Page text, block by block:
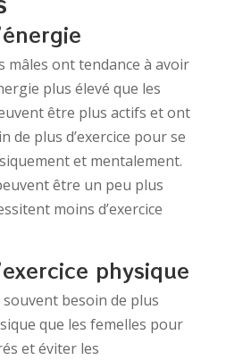
mâles ont tendance à avoir
plus élevé que les
être plus actifs et ont
de plus d’exercice pour se
et mentalement.
être un peu plus
moins d’exercice
physique
besoin de plus
que les femelles pour
et éviter les